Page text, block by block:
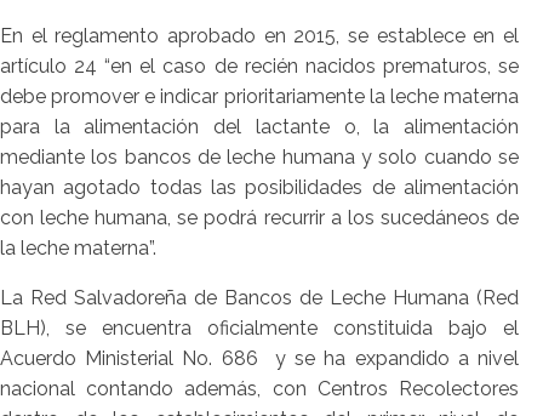
En el reglamento aprobado en 2015, se establece en el
artículo 24 “en el caso de recién nacidos prematuros, se
debe promover e indicar prioritariamente la leche materna
para la alimentación del lactante o, la alimentación
mediante los bancos de leche humana y solo cuando se
hayan agotado todas las posibilidades de alimentación
con leche humana, se podrá recurrir a los sucedáneos de
la leche materna”.
La Red Salvadoreña de Bancos de Leche Humana (Red
BLH), se encuentra oficialmente constituida bajo el
Acuerdo Ministerial No. 686 y se ha expandido a nivel
nacional contando además, con Centros Recolectores